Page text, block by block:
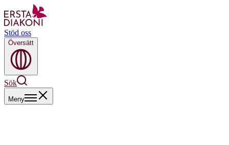
Stöd oss
Översätt
Sök
Meny